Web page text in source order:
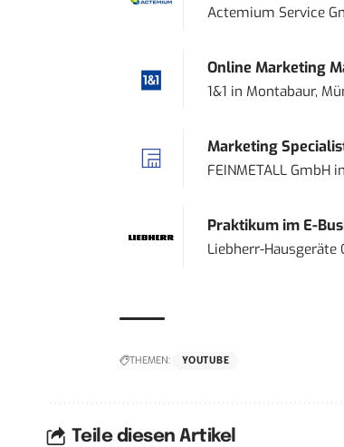
Actemium Service
Online Marketing
1&1 in Montabaur,
Marketing
FEINMETALL GmbHin
Praktikum im E-
Liebherr-Hausgeräte
THEMEN: YOUTUBE
Teile diesen Artikel